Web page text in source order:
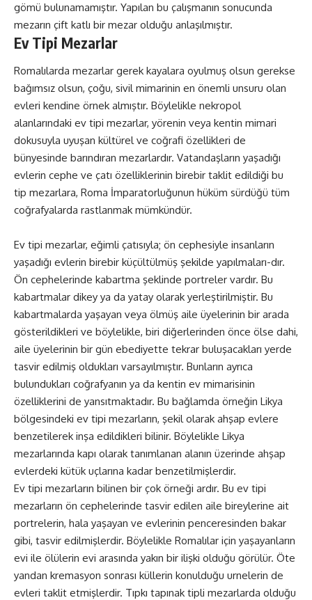
gömü bulunamamıştır. Yapılan bu çalışmanın sonucunda
mezarın çift katlı bir mezar olduğu anlaşılmıştır.
Ev Tipi Mezarlar
Romalılarda mezarlar gerek kayalara oyulmuş olsun gerekse
bağımsız olsun, çoğu, sivil mimarinin en önemli unsuru olan
evleri kendine örnek almıştır. Böylelikle nekropol
alanlarındaki ev tipi mezarlar, yörenin veya kentin mimari
dokusuyla uyuşan kültürel ve coğrafi özellikleri de
bünyesinde barındıran mezarlardır. Vatandaşların yaşadığı
evlerin cephe ve çatı özelliklerinin birebir taklit edildiği bu
tip mezarlara, Roma İmparatorluğunun hüküm sürdüğü tüm
coğrafyalarda rastlanmak mümkündür.
Ev tipi mezarlar, eğimli çatısıyla; ön cephesiyle insanların
yaşadığı evlerin birebir küçültülmüş şekilde yapılmaları-dır.
Ön cephelerinde kabartma şeklinde portreler vardır. Bu
kabartmalar dikey ya da yatay olarak yerleştirilmiştir. Bu
kabartmalarda yaşayan veya ölmüş aile üyelerinin bir arada
gösterildikleri ve böylelikle, biri diğerlerinden önce ölse dahi,
aile üyelerinin bir gün ebediyette tekrar buluşacakları yerde
tasvir edilmiş oldukları varsayılmıştır. Bunların ayrıca
bulundukları coğrafyanın ya da kentin ev mimarisinin
özelliklerini de yansıtmaktadır. Bu bağlamda örneğin Likya
bölgesindeki ev tipi mezarların, şekil olarak ahşap evlere
benzetilerek inşa edildikleri bilinir. Böylelikle Likya
mezarlarında kapı olarak tanımlanan alanın üzerinde ahşap
evlerdeki kütük uçlarına kadar benzetilmişlerdir.
Ev tipi mezarların bilinen bir çok örneği ardır. Bu ev tipi
mezarların ön cephelerinde tasvir edilen aile bireylerine ait
portrelerin, hala yaşayan ve evlerinin penceresinden bakar
gibi, tasvir edilmişlerdir. Böylelikle Romalılar için yaşayanların
evi ile ölülerin evi arasında yakın bir ilişki olduğu görülür. Öte
yandan kremasyon sonrası küllerin konulduğu urnelerin de
evleri taklit etmişlerdir. Tıpkı tapınak tipli mezarlarda olduğu